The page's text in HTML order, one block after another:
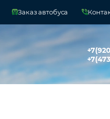
Заказ автобуса